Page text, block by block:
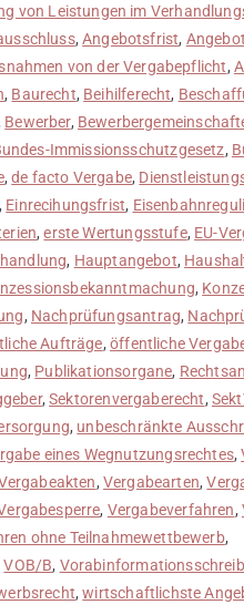
von Leistungen im
,Angebotsfrist,
von der Vergabepflicht,
, Baurecht, Beihilferecht,
Bewerber,
Immissionsschutzgesetz,
,de facto Vergabe,
, Einrecihungsfrist,
,erste Wertungsstufe, EU-
, Hauptangebot,
,
, Nachprüfungsantrag,
Aufträge, öffentliche
, Publikationsorgane,
,Sektorenvergaberecht,
, unbeschränkte
eines Wegnutzungsrechtes,
, Vergabearten,
, Vergabeverfahren,
ohne Teilnahmewettbewerb,
VOB/B,
,wirtschaftlichste